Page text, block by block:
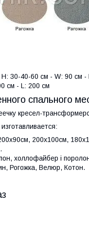
30-40-60 см - W: 90 см -
см - L: 200 см
спального
кресел-
200х100см,
холлофайбер і
Рогожка, Велюр, Котон.